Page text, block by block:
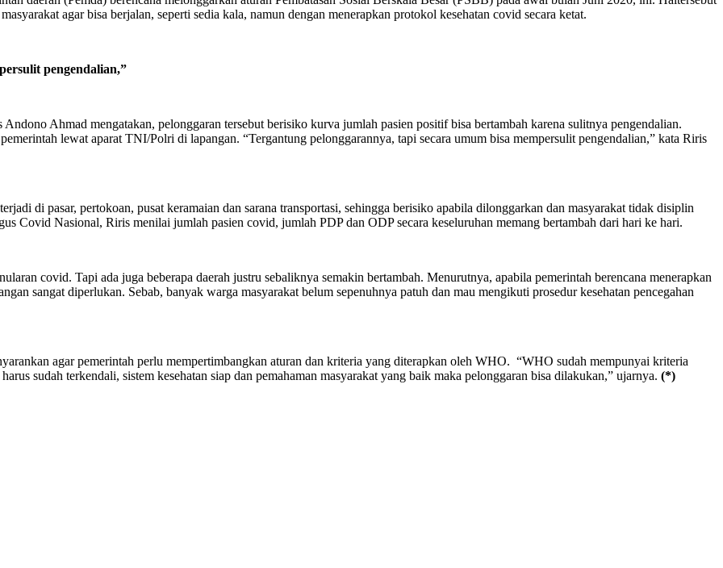
agar bisa berjalan, seperti sedia kala, namun dengan menerapkan protokol kesehatan covid secara ketat.
pengendalian,”
Ahmad mengatakan, pelonggaran tersebut berisiko kurva jumlah pasien positif bisa bertambah karena sulitnya pengendalian.
lewat aparat TNI/Polri di lapangan. “Tergantung pelonggarannya, tapi secara umum bisa mempersulit pengendalian,” kata Riris
di pasar, pertokoan, pusat keramaian dan sarana transportasi, sehingga berisiko apabila dilonggarkan dan masyarakat tidak disiplin
Covid Nasional, Riris menilai jumlah pasien covid, jumlah PDP dan ODP secara keseluruhan memang bertambah dari hari ke hari.
covid. Tapi ada juga beberapa daerah justru sebaliknya semakin bertambah. Menurutnya, apabila pemerintah berencana menerapkan
sangat diperlukan. Sebab, banyak warga masyarakat belum sepenuhnya patuh dan mau mengikuti prosedur kesehatan pencegahan
agar pemerintah perlu mempertimbangkan aturan dan kriteria yang diterapkan oleh WHO. “WHO sudah mempunyai kriteria
sudah terkendali, sistem kesehatan siap dan pemahaman masyarakat yang baik maka pelonggaran bisa dilakukan,” ujarnya. (*)